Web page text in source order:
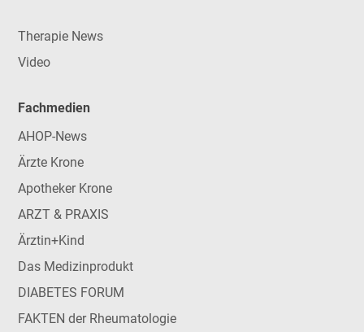
Therapie News
Video
Fachmedien
AHOP-News
Ärzte Krone
Apotheker Krone
ARZT & PRAXIS
Ärztin+Kind
Das Medizinprodukt
DIABETES FORUM
FAKTEN der Rheumatologie